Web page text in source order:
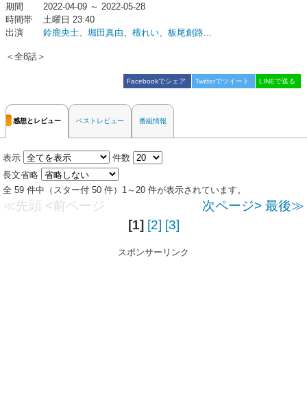
期間
2022-04-09 ～ 2022-05-28
時間帯
土曜日 23:40
出演
鈴鹿央士、 堀田真由、 檀れい、 板尾創路...
＜全8話＞
Facebookでシェア Twitterでツイート LINEで送る
感想とレビュー ベストレビュー 番組情報
表示
件数
長文省略
全 59 件中（スター付 50 件）1～20 件が表示されています。
≪先頭 <前ページ 次ページ> 最後≫
[1] [2] [3]
スポンサーリンク